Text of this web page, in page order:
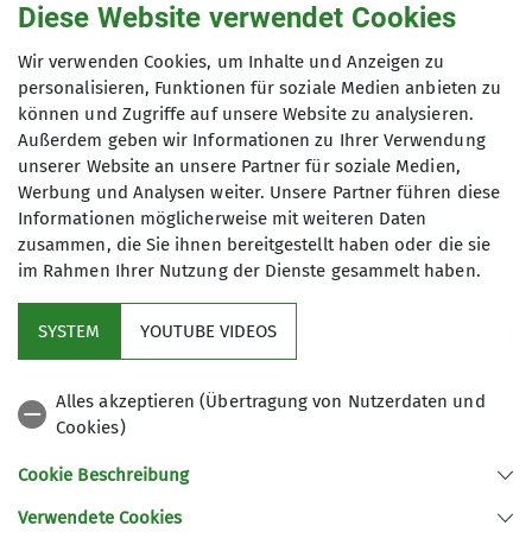
Claudia Jahn
Bücherei
0621513954
info@dav-lu.de
Aktuelles
Diese Website verwendet Cookies
Wir verwenden Cookies, um Inhalte und Anzeigen zu
personalisieren, Funktionen für soziale Medien anbieten zu
können und Zugriffe auf unsere Website zu analysieren.
Außerdem geben wir Informationen zu Ihrer Verwendung
unserer Website an unsere Partner für soziale Medien,
Werbung und Analysen weiter. Unsere Partner führen diese
Informationen möglicherweise mit weiteren Daten
zusammen, die Sie ihnen bereitgestellt haben oder die sie
im Rahmen Ihrer Nutzung der Dienste gesammelt haben.
SYSTEM YOUTUBE VIDEOS
Alles akzeptieren (Übertragung von Nutzerdaten und
Cookies)
Cookie Beschreibung
Verwendete Cookies